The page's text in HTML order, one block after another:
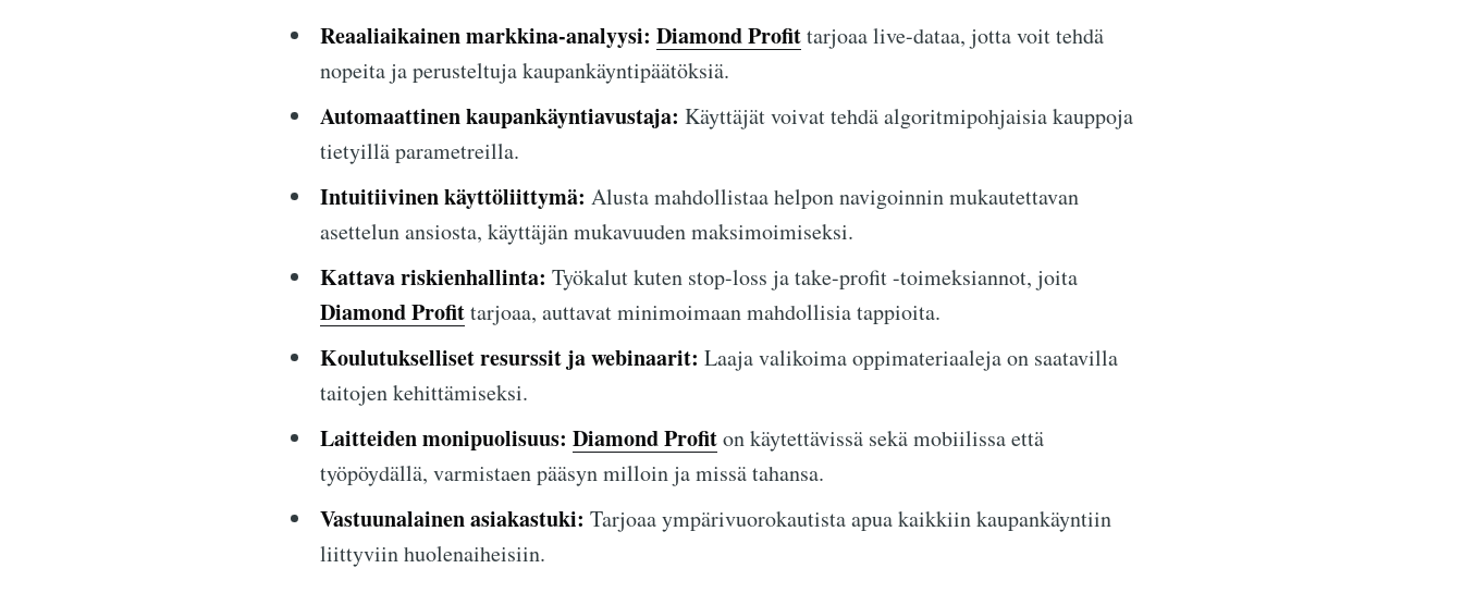
Reaaliaikainen markkina-analyysi: Diamond Profittarjoaa live-dataa, jotta voit tehdä
nopeita ja perusteltuja kaupankäyntipäätöksiä.
Automaattinen kaupankäyntiavustaja: Käyttäjät voivat tehdä algoritmipohjaisia kauppoja
tietyillä parametreilla.
Intuitiivinen käyttöliittymä: Alusta mahdollistaa helpon navigoinnin mukautettavan
asettelun ansiosta, käyttäjän mukavuuden maksimoimiseksi.
Kattava riskienhallinta: Työkalut kuten stop-loss ja take-profit -toimeksiannot, joita
Diamond Profittarjoaa, auttavat minimoimaan mahdollisia tappioita.
Koulutukselliset resurssit ja webinaarit: Laaja valikoima oppimateriaaleja on saatavilla
taitojen kehittämiseksi.
Laitteiden monipuolisuus: Diamond Profiton käytettävissä sekä mobiilissa että
työpöydällä, varmistaen pääsyn milloin ja missä tahansa.
Vastuunalainen asiakastuki: Tarjoaa ympärivuorokautista apua kaikkiin kaupankäyntiin
liittyviin huolenaiheisiin.